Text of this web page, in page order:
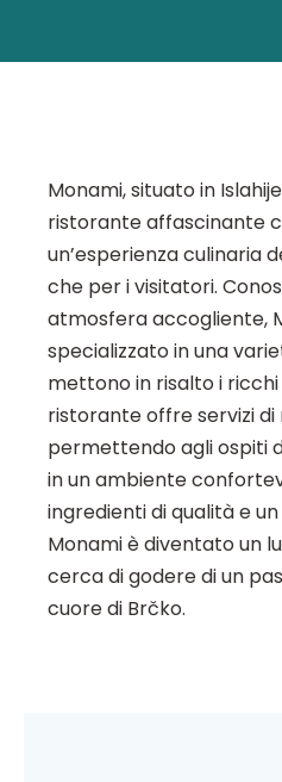
Monami, situato in
ristorante affascinante
un’esperienza culinaria
che per i visitatori.
atmosfera accogliente,
specializzato in una
mettono in risalto i
ristorante offre servizi
permettendo agli ospiti
in un ambiente
ingredienti di qualità e
Monami è diventato un
cerca di godere di un
cuore di Brčko.